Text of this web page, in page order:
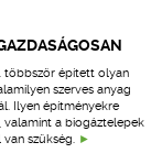
többször épített olyan
szerves anyag
Ilyen építményekre
valamint a biogáztelepek
szükség.